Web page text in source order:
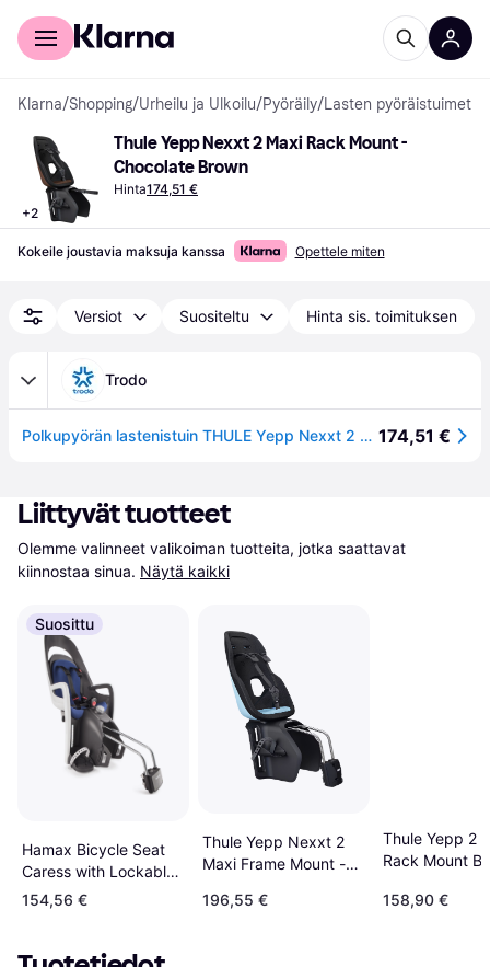
Kuluttajille
Klarna/Shopping/Urheilu ja Ulkoilu/Pyöräily/Lasten pyöräistuimet
+2
Thule Yepp Nexxt 2 Maxi Rack Mount -
Chocolate Brown
Hinta174,51 €
Kokeile joustavia maksuja kanssa Opettele miten
Versiot Suositeltu Hinta sis. toimituksen
Trodo
Polkupyörän lastenistuin THULE Yepp Nexxt 2 Maxi Chocolate Brown Rack 174,51 €
Liittyvät tuotteet
Olemme valinneet valikoiman tuotteita, jotka saattavat
kiinnostaa sinua. Näytä kaikki
Suosittu
Hamax Bicycle Seat
Caress with Lockable
Holder
154,56 €
Thule Yepp Nexxt 2
Maxi Frame Mount -
196,55 €
Thule Yepp 2
Rack Mount
158,90 €